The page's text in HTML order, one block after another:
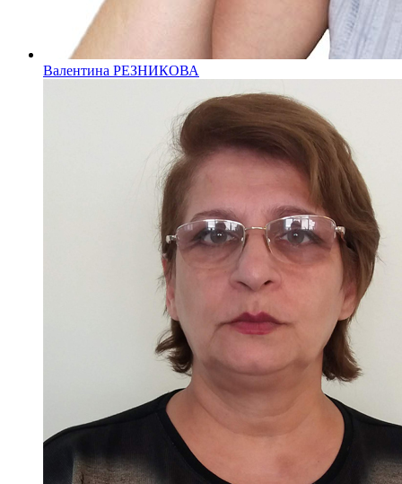
Валентина РЕЗНИКОВА